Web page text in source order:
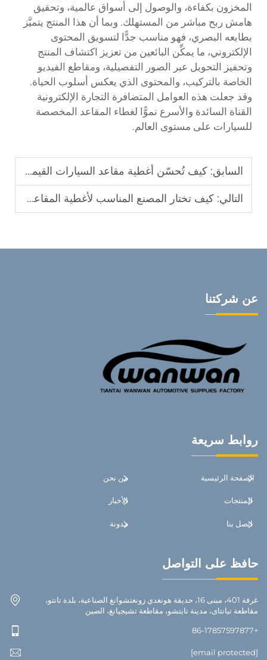
المخزون بكفاءة، والوصول إلى أسواق عالمية، وتحقيق
هامش ربح مباشر من المستهلك. وبما أن هذا المنتج يتميَّز
بطابعه البصري، فهو مناسب جدًّا لتسويق المحتوى
الإلكتروني، ما يمكِّن البائعين من تعزيز اكتشاف المنتج
وتحفيز التحويل عبر الصور التفصيلية، ومقاطع الفيديو
الخاصة بالتركيب، والمحتوى الذي يعكس أسلوب الحياة.
وقد جعلت هذه العوامل المتضافرة التجارة الإلكترونية
القناة السائدة والأسرع نموًّا لغطاء المقاعد المخصصة
للسيارات على مستوى العالم.
السابق: كيف تُحسّن أغطية مقاعد السيارات القيمة البيعية للسيارات لدى الوكلاء
التالي: كيف تختار المصنع المناسب لأغطية المقاعد للسيارات بالجملة
عن شركتنا
روابط سريعة
الصفحة الرئيسية من نحن
المنتجات الأخبار
اتصل بنا مدونة
حافظ على التواصل
غرفة 401، مبنى 16، حديقة هونغدي زونغتشوانغ الصناعية، بلدة تانتو،
مقاطعة تيانتاى، مدينة تايتشو، مقاطعة تشيجيانغ، الصين
+86-17857597877
[email protected]